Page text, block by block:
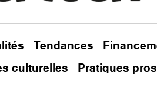
Tendances
culturelles
Pratiques pros